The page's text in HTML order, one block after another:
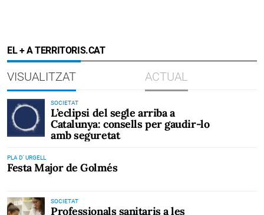
EL + A TERRITORIS.CAT
VISUALITZAT ACTUAL
SOCIETAT
L’eclipsi del segle arriba a
Catalunya: consells per gaudir-lo
amb seguretat
PLA D' URGELL
Festa Major de Golmés
SOCIETAT
Professionals sanitaris a les